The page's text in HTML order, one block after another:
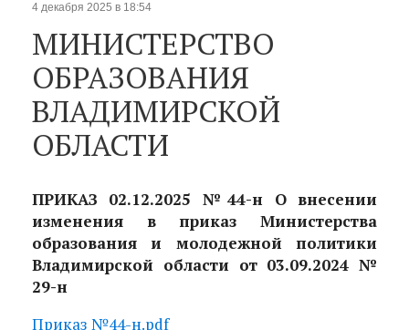
4 декабря 2025 в 18:54
МИНИСТЕРСТВО
ОБРАЗОВАНИЯ
ВЛАДИМИРСКОЙ
ОБЛАСТИ
ПРИКАЗ 02.12.2025 №44-н О внесении
изменения в приказ Министерства
образования и молодежной политики
Владимирской области от 03.09.2024 №
29-н
Приказ №44-н.pdf